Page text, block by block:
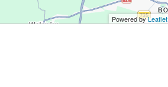
Powered byLeaflet